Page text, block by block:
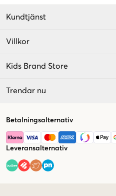
Kundtjänst
Villkor
Kids Brand Store
Trendar nu
Betalningsalternativ
Leveransalternativ